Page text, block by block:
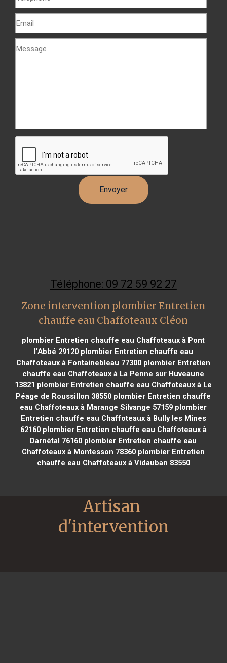
Téléphone: 09 72 59 92 27
Zone intervention plombier Entretien
chauffe eau Chaffoteaux Cléon
plombier Entretien chauffe eau Chaffoteaux à Pont
l'Abbé 29120plombier Entretien chauffe eau
Chaffoteaux à Fontainebleau 77300 plombier Entretien
chauffe eau Chaffoteaux à La Penne sur Huveaune
13821 plombier Entretien chauffe eau Chaffoteaux à Le
Péage de Roussillon 38550 plombier Entretien chauffe
eau Chaffoteaux à Marange Silvange 57159 plombier
Entretien chauffe eau Chaffoteaux à Bully les Mines
62160plombier Entretien chauffe eau Chaffoteaux à
Darnétal 76160 plombier Entretien chauffe eau
Chaffoteaux à Montesson 78360 plombier Entretien
chauffe eau Chaffoteaux à Vidauban 83550
Artisan
d'intervention